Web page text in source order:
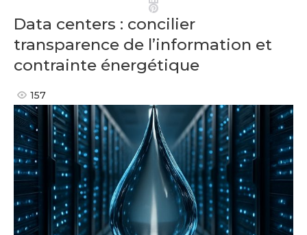
Pinterest
Data centers : concilier
transparence de l’information et
contrainte énergétique
157